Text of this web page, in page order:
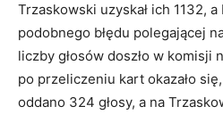
Trzaskowski uzyskał ich 1132,
podobnego błędu polegającej
liczby głosów doszło w komisji
po przeliczeniu kart okazało
oddano 324 głosy, a na